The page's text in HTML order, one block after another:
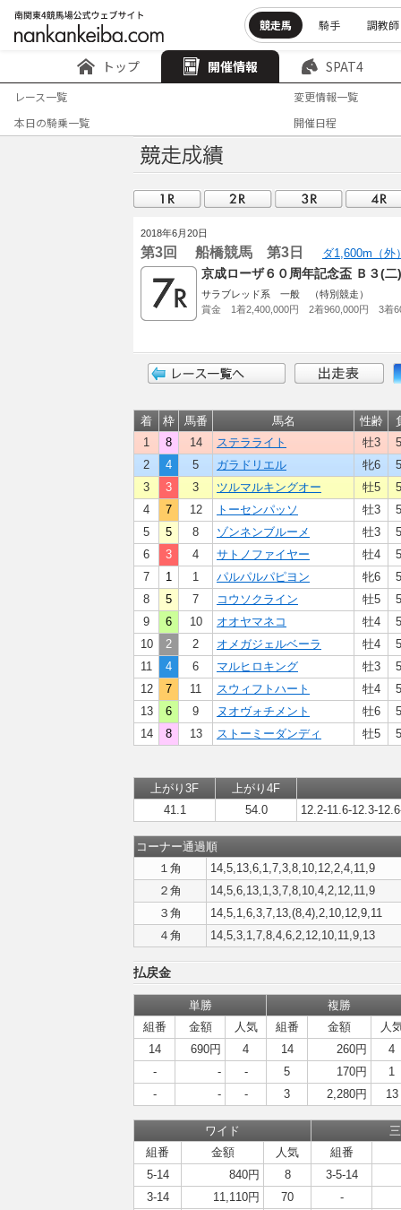
競走馬 騎手 調教師
トップ 開催情報 SPAT4
レース一覧
変更情報一覧
本日の騎乗一覧
開催日程
2018年6月20日
第3回 船橋競馬 第3日 ダ1,600m（外
京成ローザ６０周年記念盃 Ｂ３(
サラブレッド系 一般 （特別競走）
賞金 1着2,400,000円 2着960,000円 3着
着 枠 馬番 馬名 性齢
1
8 14 ステラライト 牡3
2
4 5 ガラドリエル 牝6
3
3 3 ツルマルキングオー 牡5
4
7 12 トーセンパッソ 牡3
5
5 8 ゾンネンブルーメ 牡3
6
3 4 サトノファイヤー 牡4
7
1 1 パルパルパピヨン 牝6
8
5 7 コウソクライン 牡5
9
6 10 オオヤマネコ 牡4
10
2 2 オメガジェルベーラ 牡4
11
4 6 マルヒロキング 牡3
12
7 11 スウィフトハート 牡4
13
6 9 ヌオヴォチメント 牡6
14
8 13 ストーミーダンディ 牡5
上がり3F
上がり4F
41.1
54.0 12.2-11.6-12.3-
コーナー通過順
１角
14,5,13,6,1,7,3,8,10,12,2,4,11,9
２角
14,5,6,13,1,3,7,8,10,4,2,12,11,9
３角
14,5,1,6,3,7,13,(8,4),2,10,12,9,11
４角
14,5,3,1,7,8,4,6,2,12,10,11,9,13
払戻金
単勝
複勝
組番
金額 人気 組番 金額
人
14
690円 4 14 260円
4
-
- - 5 170円
1
-
- - 3 2,280円 13
ワイド
組番
金額 人気
組番
5-14
840円 8
3-5-14
3-14
11,110円 70
-